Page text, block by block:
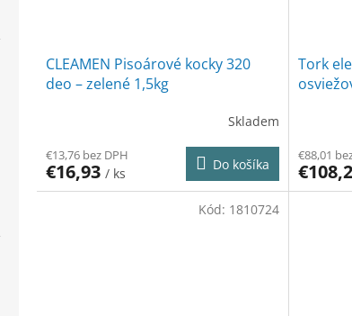
CLEAMEN Pisoárové kocky 320
deo – zelené 1,5kg
Skladem
€13,76 bez DPH
€16,93 / ks
Do košíka
Tork
€88,01
Kód: 1810724